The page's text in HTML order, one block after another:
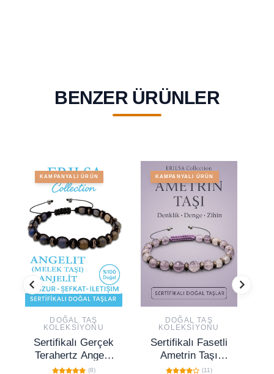
BENZER ÜRÜNLER
KAMPANYALI ÜRÜN
DOĞAL TAŞ
KOLEKSIYONU
Sertifikalı Gerçek
Terahertz Angelit
Taşı Bileklik –
(8)
KAMPANYALI ÜRÜN
DOĞAL TAŞ
KOLEKSIYONU
Sertifikalı Fasetli
Ametrin Taşı
Bileklik – Zihin
(11)